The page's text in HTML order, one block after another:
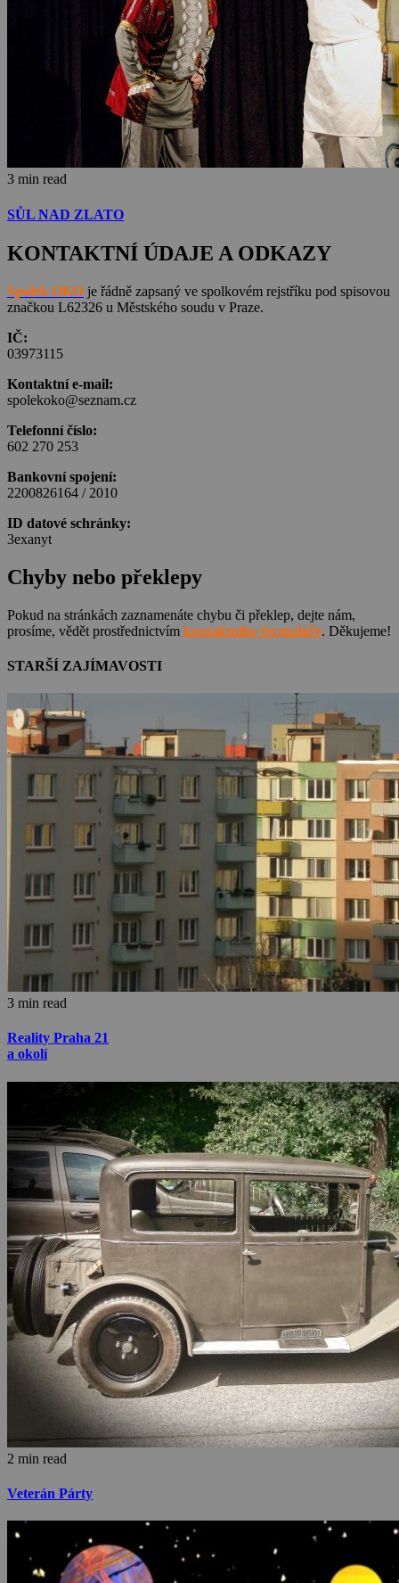
3 min read
SŮL NAD ZLATO
KONTAKTNÍ ÚDAJE A ODKAZY
Spolek OKO je řádně zapsaný ve spolkovém rejstříku pod spisovou
značkou L62326 u Městského soudu v Praze.
IČ:
03973115
Kontaktní e-mail:
spolekoko@seznam.cz
Telefonní číslo:
602 270 253
Bankovní spojení:
2200826164 / 2010
ID datové schránky:
3exanyt
Chyby nebo překlepy
Pokud na stránkách zaznamenáte chybu či překlep, dejte nám,
prosíme, vědět prostřednictvím kontaktního formuláře. Děkujeme!
STARŠÍ ZAJÍMAVOSTI
3 min read
Reality Praha 21
a okolí
2 min read
Veterán Párty